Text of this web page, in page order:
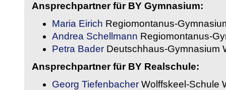
Ansprechpartner für BY Gymnasium:
Maria Eirich Regiomontanus-
Andrea Schellmann Regiomontanus-
Petra Bader Deutschhaus-Gymnasium
Ansprechpartner für BY Realschule:
Georg Tiefenbacher Wolffskeel-Schule